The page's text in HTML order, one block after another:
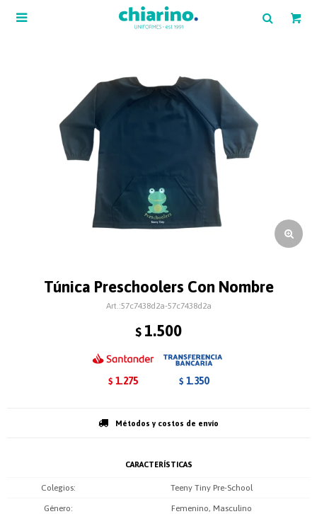

Túnica Preschoolers Con Nombre
57c7438d2a-57c7438d2a
$ 1.500
$ 1.275 $ 1.350
Métodos y costos de envío
CARACTERÍSTICAS
Colegios Teeny Tiny Pre-School
Género Femenino, Masculino